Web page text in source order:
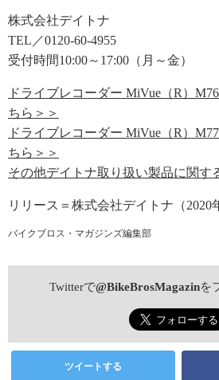
株式会社デイトナ
TEL／0120-60-4955
受付時間10:00～17:00（月～金）
ドライブレコーダー MiVue（R）
ちら＞＞
ドライブレコーダー MiVue（R）
ちら＞＞
その他デイトナ取り扱い製品に関す
リリース＝株式会社デイトナ（2020
バイクブロス・マガジンズ編集部
Twitterで@BikeBrosMagazinを
ツイートする